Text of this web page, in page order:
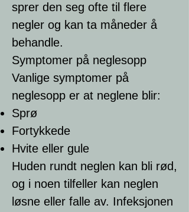
sprer den seg ofte til flere
negler og kan ta måneder å
behandle.
Symptomer på neglesopp
Vanlige symptomer på
neglesopp er at neglene blir:
Sprø
Fortykkede
Hvite eller gule
Huden rundt neglen kan bli rød,
og i noen tilfeller kan neglen
løsne eller falle av. Infeksjonen